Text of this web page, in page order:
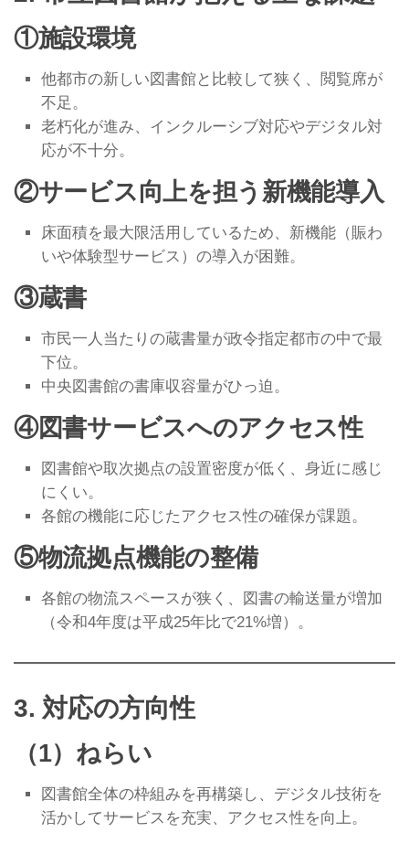
①施設環境
他都市の新しい図書館と比較して狭く、閲覧席が
不足。
老朽化が進み、インクルーシブ対応やデジタル対
応が不十分。
②サービス向上を担う新機能導入
床面積を最大限活用しているため、新機能（賑わ
いや体験型サービス）の導入が困難。
③蔵書
市民一人当たりの蔵書量が政令指定都市の中で最
下位。
中央図書館の書庫収容量がひっ迫。
④図書サービスへのアクセス性
図書館や取次拠点の設置密度が低く、身近に感じ
にくい。
各館の機能に応じたアクセス性の確保が課題。
⑤物流拠点機能の整備
各館の物流スペースが狭く、図書の輸送量が増加
（令和4年度は平成25年比で21%増）。
3. 対応の方向性
（1）ねらい
図書館全体の枠組みを再構築し、デジタル技術を
活かしてサービスを充実、アクセス性を向上。